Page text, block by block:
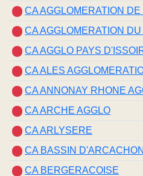
CA AGGLOMERATION
CA AGGLOMERATION
CA AGGLO PAYS
CA ALES
CA ANNONAY RHONE
CA ARCHE AGGLO
CA ARLYSERE
CA BASSIN
CA BERGERACOISE